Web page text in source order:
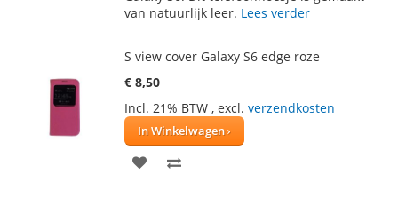
VERLANGLIJST
VERGELIJKEN
van natuurlijk leer. Lees verder
S view cover Galaxy S6 edge roze
€ 8,50
Incl. 21% BTW , excl. verzendkosten
In Winkelwagen
VOEG